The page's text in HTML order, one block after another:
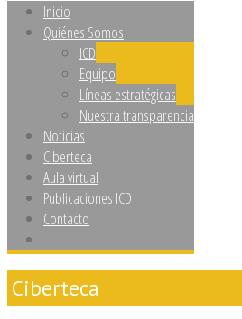
Inicio
Quiénes Somos
ICD
Equipo
Líneas estratégicas
Nuestra transparencia
Noticias
Ciberteca
Aula virtual
Publicaciones ICD
Contacto
Ciberteca